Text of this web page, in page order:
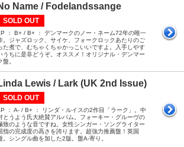
Name / Fodelandssange
SOLD OUT
： B+ / B+ ： デンマークのノー・ネーム72年の唯一
。ジャズロック、サイケ、フォークロックあたりのご
た煮で、むちゃくちゃかっこいいですよ。入手しやす
うちに是非どうぞ。オススメ！オリジナル・デンマー
盤。
Lewis / Lark (UK 2nd Issue)
SOLD OUT
： A- / B+ ： リンダ・ルイスの2作目「ラーク」。中
とうよう氏大絶賛アルバム。フォーキー・グルーヴの
致のような音ですね。女性シンガー・ソングライター
指の完成度の高さを誇ります。超強力推薦盤！英国
。シングル曲を加した2版。盤A-寄り。